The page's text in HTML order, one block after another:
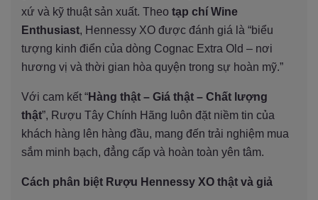
xứ và kỹ thuật sản xuất. Theo tạp chí Wine
Enthusiast, Hennessy XO được đánh giá là “biểu
tượng kinh điển của dòng Cognac Extra Old – nơi
hương vị và thời gian hòa quyện trong sự hoàn mỹ.”
Với cam kết “Hàng thật – Giá thật – Chất lượng
thật”, Rượu Tây Chính Hãng luôn đặt niềm tin của
khách hàng lên hàng đầu, mang đến trải nghiệm mua
sắm minh bạch, đẳng cấp và hoàn toàn yên tâm.
Cách phân biệt Rượu Hennessy XO thật và giả